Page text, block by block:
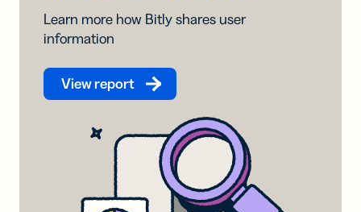
Learn more how Bitly shares user
information
View report